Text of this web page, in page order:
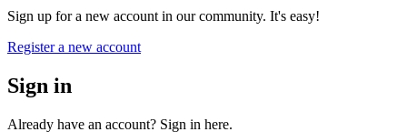
Sign up for a new account in our community. It's easy!
Register a new account
Sign in
Already have an account? Sign in here.